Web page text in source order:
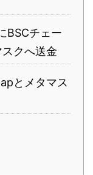
チェー
クへ送金
とメタマス